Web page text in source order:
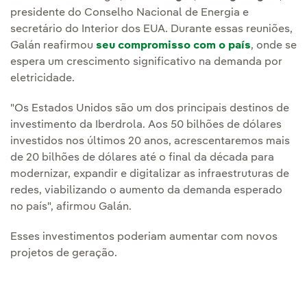
presidente do Conselho Nacional de Energia e
secretário do Interior dos EUA. Durante essas reuniões,
Galán reafirmou seu compromisso com o país, onde se
espera um crescimento significativo na demanda por
eletricidade.
"Os Estados Unidos são um dos principais destinos de
investimento da Iberdrola. Aos 50 bilhões de dólares
investidos nos últimos 20 anos, acrescentaremos mais
de 20 bilhões de dólares até o final da década para
modernizar, expandir e digitalizar as infraestruturas de
redes, viabilizando o aumento da demanda esperado
no país", afirmou Galán.
Esses investimentos poderiam aumentar com novos
projetos de geração.